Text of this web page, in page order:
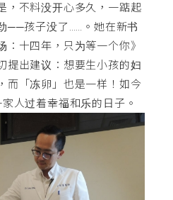
，不料没开心多久，一踮起
──孩子没了……。她在新书
：十四年，只为等一个你》
提出建议：想要生小孩的妇
而「冻卵」也是一样！如今
人过着幸福和乐的日子。